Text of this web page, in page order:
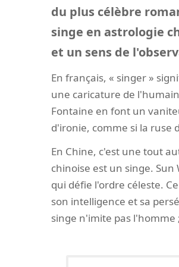
du plus célèbre
singe en astrologie
et un sens de
En français, « singer »
une caricature de
Fontaine en font un
d'ironie, comme si la ruse
En Chine, c'est une tout
chinoise est un singe. Sun
qui défie l'ordre céleste.
son intelligence et sa
singe n'imite pas l'homme